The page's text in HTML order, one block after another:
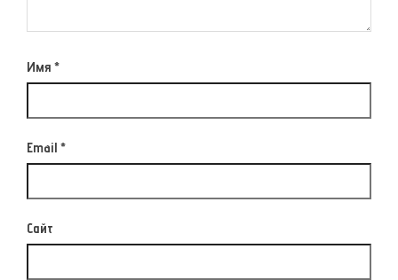
Имя *
Email *
Сайт